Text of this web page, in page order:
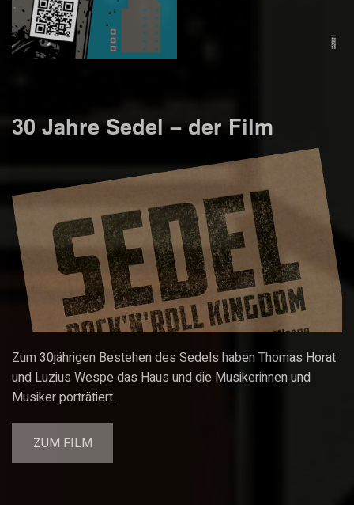
30 Jahre Sedel – der Film
Zum 30jährigen Bestehen des Sedels haben Thomas Horat
und Luzius Wespe das Haus und die Musikerinnen und
Musiker porträtiert.
ZUM FILM